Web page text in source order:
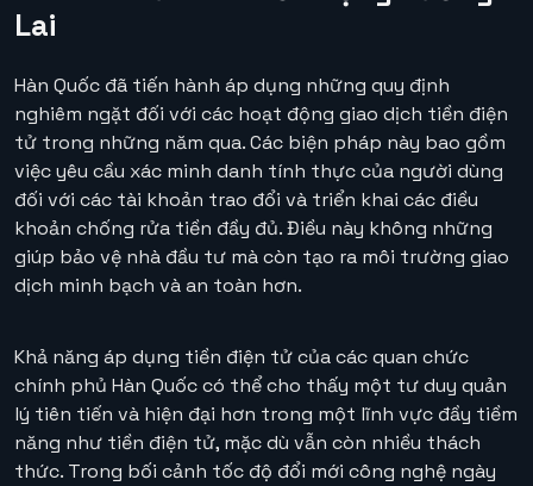
Lai
Hàn Quốc đã tiến hành áp dụng những quy định
nghiêm ngặt đối với các hoạt động giao dịch tiền điện
tử trong những năm qua. Các biện pháp này bao gồm
việc yêu cầu xác minh danh tính thực của người dùng
đối với các tài khoản trao đổi và triển khai các điều
khoản chống rửa tiền đầy đủ. Điều này không những
giúp bảo vệ nhà đầu tư mà còn tạo ra môi trường giao
dịch minh bạch và an toàn hơn.
Khả năng áp dụng tiền điện tử của các quan chức
chính phủ Hàn Quốc có thể cho thấy một tư duy quản
lý tiên tiến và hiện đại hơn trong một lĩnh vực đầy tiềm
năng như tiền điện tử, mặc dù vẫn còn nhiều thách
thức. Trong bối cảnh tốc độ đổi mới công nghệ ngày